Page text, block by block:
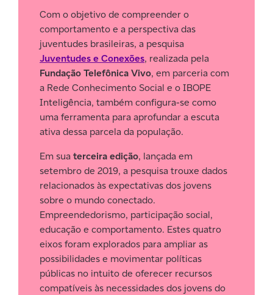
Com o objetivo de compreender o
comportamento e a perspectiva das
juventudes brasileiras, a pesquisa
Juventudes e Conexões, realizada pela
Fundação Telefônica Vivo, em parceria com
a Rede Conhecimento Social e o IBOPE
Inteligência, também configura-se como
uma ferramenta para aprofundar a escuta
ativa dessa parcela da população.
Em suaterceira edição, lançada em
setembro de 2019, a pesquisa trouxe dados
relacionados às expectativas dos jovens
sobre o mundo conectado.
Empreendedorismo, participação social,
educação e comportamento. Estes quatro
eixos foram explorados para ampliar as
possibilidades e movimentar políticas
públicas no intuito de oferecer recursos
compatíveis às necessidades dos jovens do